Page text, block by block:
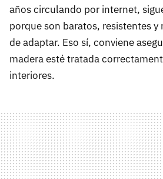
años circulando por internet,
porque son baratos, resistentes
de adaptar. Eso sí, conviene
madera esté tratada
interiores.